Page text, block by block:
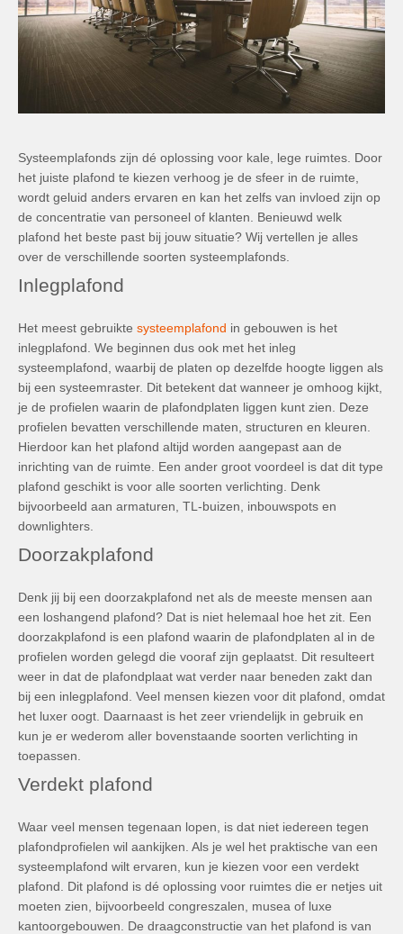
Systeemplafonds zijn dé oplossing voor kale, lege ruimtes. Door
het juiste plafond te kiezen verhoog je de sfeer in de ruimte,
wordt geluid anders ervaren en kan het zelfs van invloed zijn op
de concentratie van personeel of klanten. Benieuwd welk
plafond het beste past bij jouw situatie? Wij vertellen je alles
over de verschillende soorten systeemplafonds.
Inlegplafond
Het meest gebruikte systeemplafond in gebouwen is het
inlegplafond. We beginnen dus ook met het inleg
systeemplafond, waarbij de platen op dezelfde hoogte liggen als
bij een systeemraster. Dit betekent dat wanneer je omhoog kijkt,
je de profielen waarin de plafondplaten liggen kunt zien. Deze
profielen bevatten verschillende maten, structuren en kleuren.
Hierdoor kan het plafond altijd worden aangepast aan de
inrichting van de ruimte. Een ander groot voordeel is dat dit type
plafond geschikt is voor alle soorten verlichting. Denk
bijvoorbeeld aan armaturen, TL-buizen, inbouwspots en
downlighters.
Doorzakplafond
Denk jij bij een doorzakplafond net als de meeste mensen aan
een loshangend plafond? Dat is niet helemaal hoe het zit. Een
doorzakplafond is een plafond waarin de plafondplaten al in de
profielen worden gelegd die vooraf zijn geplaatst. Dit resulteert
weer in dat de plafondplaat wat verder naar beneden zakt dan
bij een inlegplafond. Veel mensen kiezen voor dit plafond, omdat
het luxer oogt. Daarnaast is het zeer vriendelijk in gebruik en
kun je er wederom aller bovenstaande soorten verlichting in
toepassen.
Verdekt plafond
Waar veel mensen tegenaan lopen, is dat niet iedereen tegen
plafondprofielen wil aankijken. Als je wel het praktische van een
systeemplafond wilt ervaren, kun je kiezen voor een verdekt
plafond. Dit plafond is dé oplossing voor ruimtes die er netjes uit
moeten zien, bijvoorbeeld congreszalen, musea of luxe
kantoorgebouwen. De draagconstructie van het plafond is van